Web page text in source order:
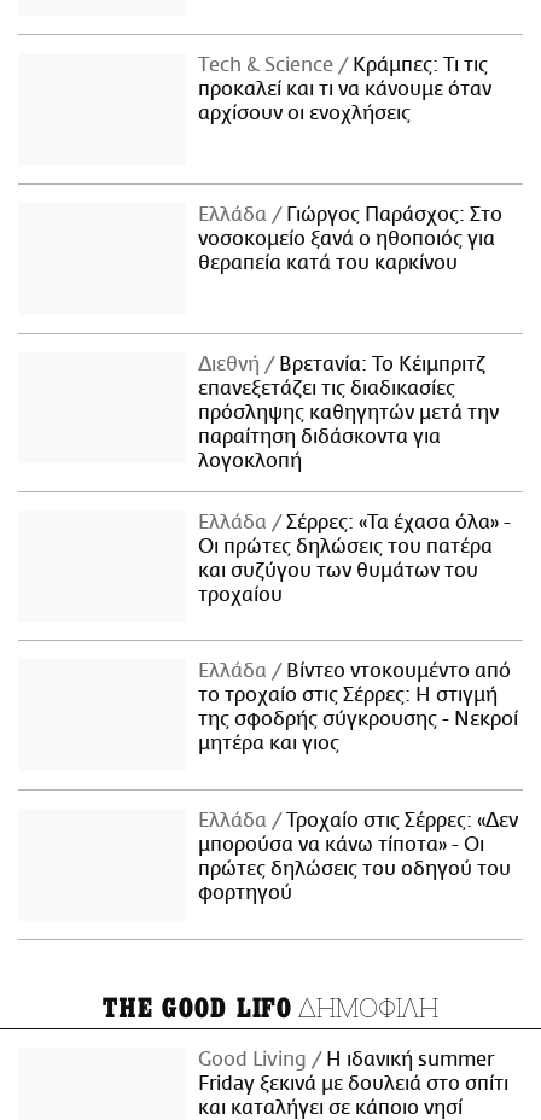
Τech & Science
Κράμπες: Τι τις
προκαλεί και τι να κάνουμε όταν
αρχίσουν οι ενοχλήσεις
Ελλάδα
Γιώργος Παράσχος: Στο
νοσοκομείο ξανά ο ηθοποιός για
θεραπεία κατά του καρκίνου
Διεθνή
Βρετανία: Το Κέιμπριτζ
επανεξετάζει τις διαδικασίες
πρόσληψης καθηγητών μετά την
παραίτηση διδάσκοντα για
λογοκλοπή
Ελλάδα
Σέρρες: «Τα έχασα όλα» -
Οι πρώτες δηλώσεις του πατέρα
και συζύγου των θυμάτων του
τροχαίου
Ελλάδα
Βίντεο ντοκουμέντο από
το τροχαίο στις Σέρρες: Η στιγμή
της σφοδρής σύγκρουσης - Νεκροί
μητέρα και γιος
Ελλάδα
Τροχαίο στις Σέρρες: «Δεν
μπορούσα να κάνω τίποτα» - Οι
πρώτες δηλώσεις του οδηγού του
φορτηγού
THE GOOD LIFO ΔΗΜΟΦΙΛΗ
Good Living
Η ιδανική summer
Friday ξεκινά με δουλειά στο σπίτι
και καταλήγει σε κάποιο νησί